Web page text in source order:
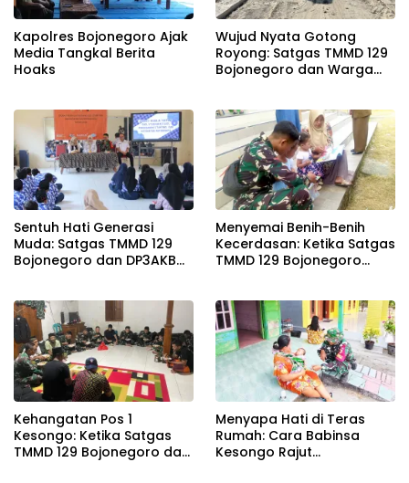
Kapolres Bojonegoro Ajak
Media Tangkal Berita
Hoaks
Wujud Nyata Gotong
Royong: Satgas TMMD 129
Bojonegoro dan Warga
Jalan Desa
Sentuh Hati Generasi
Muda: Satgas TMMD 129
Bojonegoro dan DP3AKB
Kesongo
Menyemai Benih-Benih
Kecerdasan: Ketika Satgas
TMMD 129 Bojonegoro
Kehangatan Pos 1
Kesongo: Ketika Satgas
TMMD 129 Bojonegoro dan
Menyapa Hati di Teras
Rumah: Cara Babinsa
Kesongo Rajut